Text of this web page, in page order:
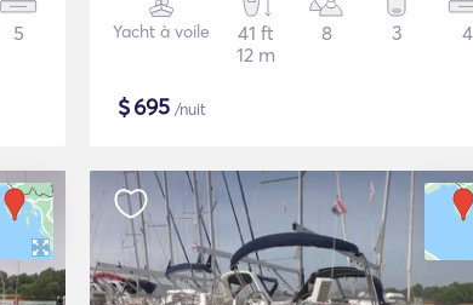
5 Yacht à voile
41 ft
12 m
8 3 4
$695 /nuit